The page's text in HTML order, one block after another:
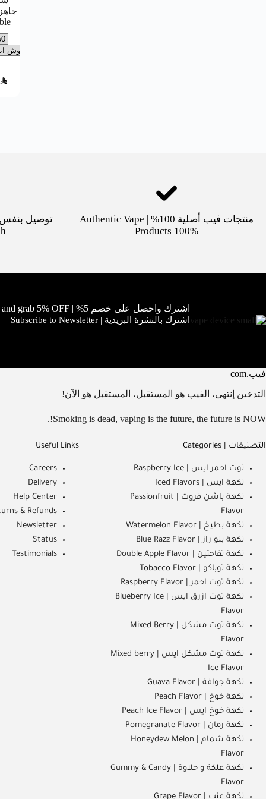
SAR
منتجات فيب أصلية 100% | Authentic Vape
Products 100%
اشترك واحصل على خصم 5% | Subscribe and grab 5% OFF!
اشترك بالنشرة البريدية | Subscribe to Newsletter
فيب.com
التدخين إنتهى، الفيب هو المستقبل، المستقبل هو الآن!
Smoking is dead, vaping is the future, the future is NOW!.
التصنيفات | Categories
توت احمر ايس | Raspberry Ice
نكهة ايس | Iced Flavors
نكهة باشن فروت | Passionfruit
Flavor
نكهة بطيخ | Watermelon Flavor
نكهة بلو راز | Blue Razz Flavor
نكهة تفاحتين | Double Apple Flavor
نكهة توباكو | Tobacco Flavor
نكهة توت احمر | Raspberry Flavor
نكهة توت ازرق ايس | Blueberry Ice
Flavor
نكهة توت مشكل | Mixed Berry
Flavor
نكهة توت مشكل ايس | Mixed berry
Ice Flavor
نكهة جوافة | Guava Flavor
نكهة خوخ | Peach Flavor
نكهة خوخ ايس | Peach Ice Flavor
نكهة رمان | Pomegranate Flavor
نكهة شمام | Honeydew Melon
Flavor
نكهة علكة و حلاوة | Gummy & Candy
Flavor
نكهة عنب | Grape Flavor
Useful Links
Careers
Delivery
Help Center
& Refunds
Newsletter
Status
Testimonials